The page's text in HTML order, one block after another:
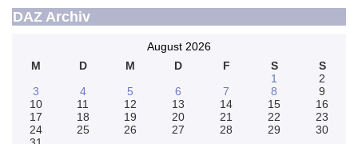
DAZ Archiv
August 2026
M
D M D F S
S
1
2
3
4 5 6 7 8
9
10
11 12 13 14 15
16
17
18 19 20 21 22
23
24
25 26 27 28 29
30